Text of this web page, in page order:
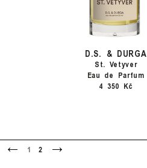
D.S. & DURGA
St. Vetyver
Eau de Parfum
4 350 Kč
<
1 2
>